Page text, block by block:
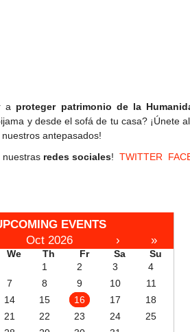
a proteger patrimonio de la
y desde el sofá de tu casa? ¡Únete
antepasados!
nuestras redes sociales! TWITTER
EVENTS
Oct 2026 › »
We Th Fr Sa
Su
1
2 3
4
7 8 9 10
11
14 15 16 17
18
21 22 23 24
25